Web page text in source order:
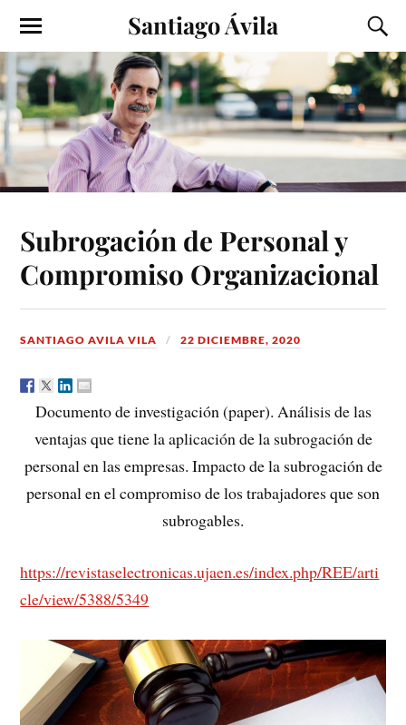
Santiago Ávila
Subrogación de Personal y
Compromiso Organizacional
SANTIAGO AVILA VILA 22 DICIEMBRE, 2020
Documento de investigación (paper). Análisis de las
ventajas que tiene la aplicación de la subrogación de
personal en las empresas. Impacto de la subrogación de
personal en el compromiso de los trabajadores que son
subrogables.
https://revistaselectronicas.ujaen.es/index.php/REE/arti
cle/view/5388/5349